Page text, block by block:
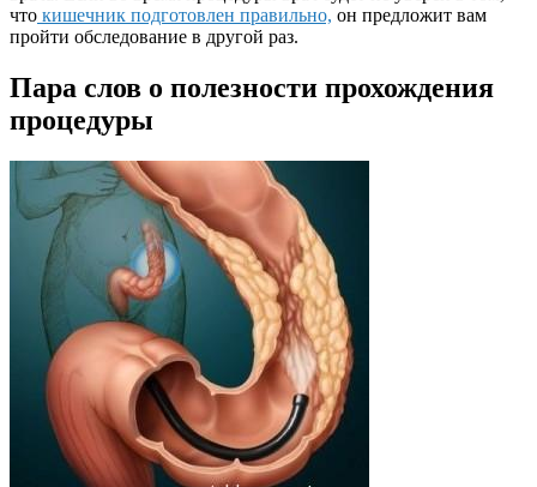
что кишечник подготовлен правильно, он предложит вам
пройти обследование в другой раз.
Пара слов о полезности прохождения
процедуры